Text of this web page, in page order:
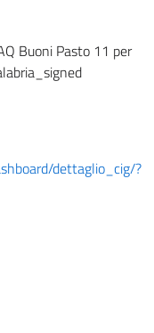
Buoni Pasto 11 per
dettaglio_cig/?